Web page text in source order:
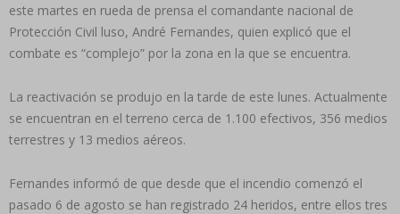
este martes en rueda de prensa el comandante nacional de
Protección Civil luso, André Fernandes, quien explicó que el
combate es “complejo” por la zona en la que se encuentra.
La reactivación se produjo en la tarde de este lunes. Actualmente
se encuentran en el terreno cerca de 1.100 efectivos, 356 medios
terrestres y 13 medios aéreos.
Fernandes informó de que desde que el incendio comenzó el
pasado 6 de agosto se han registrado 24 heridos, entre ellos tres